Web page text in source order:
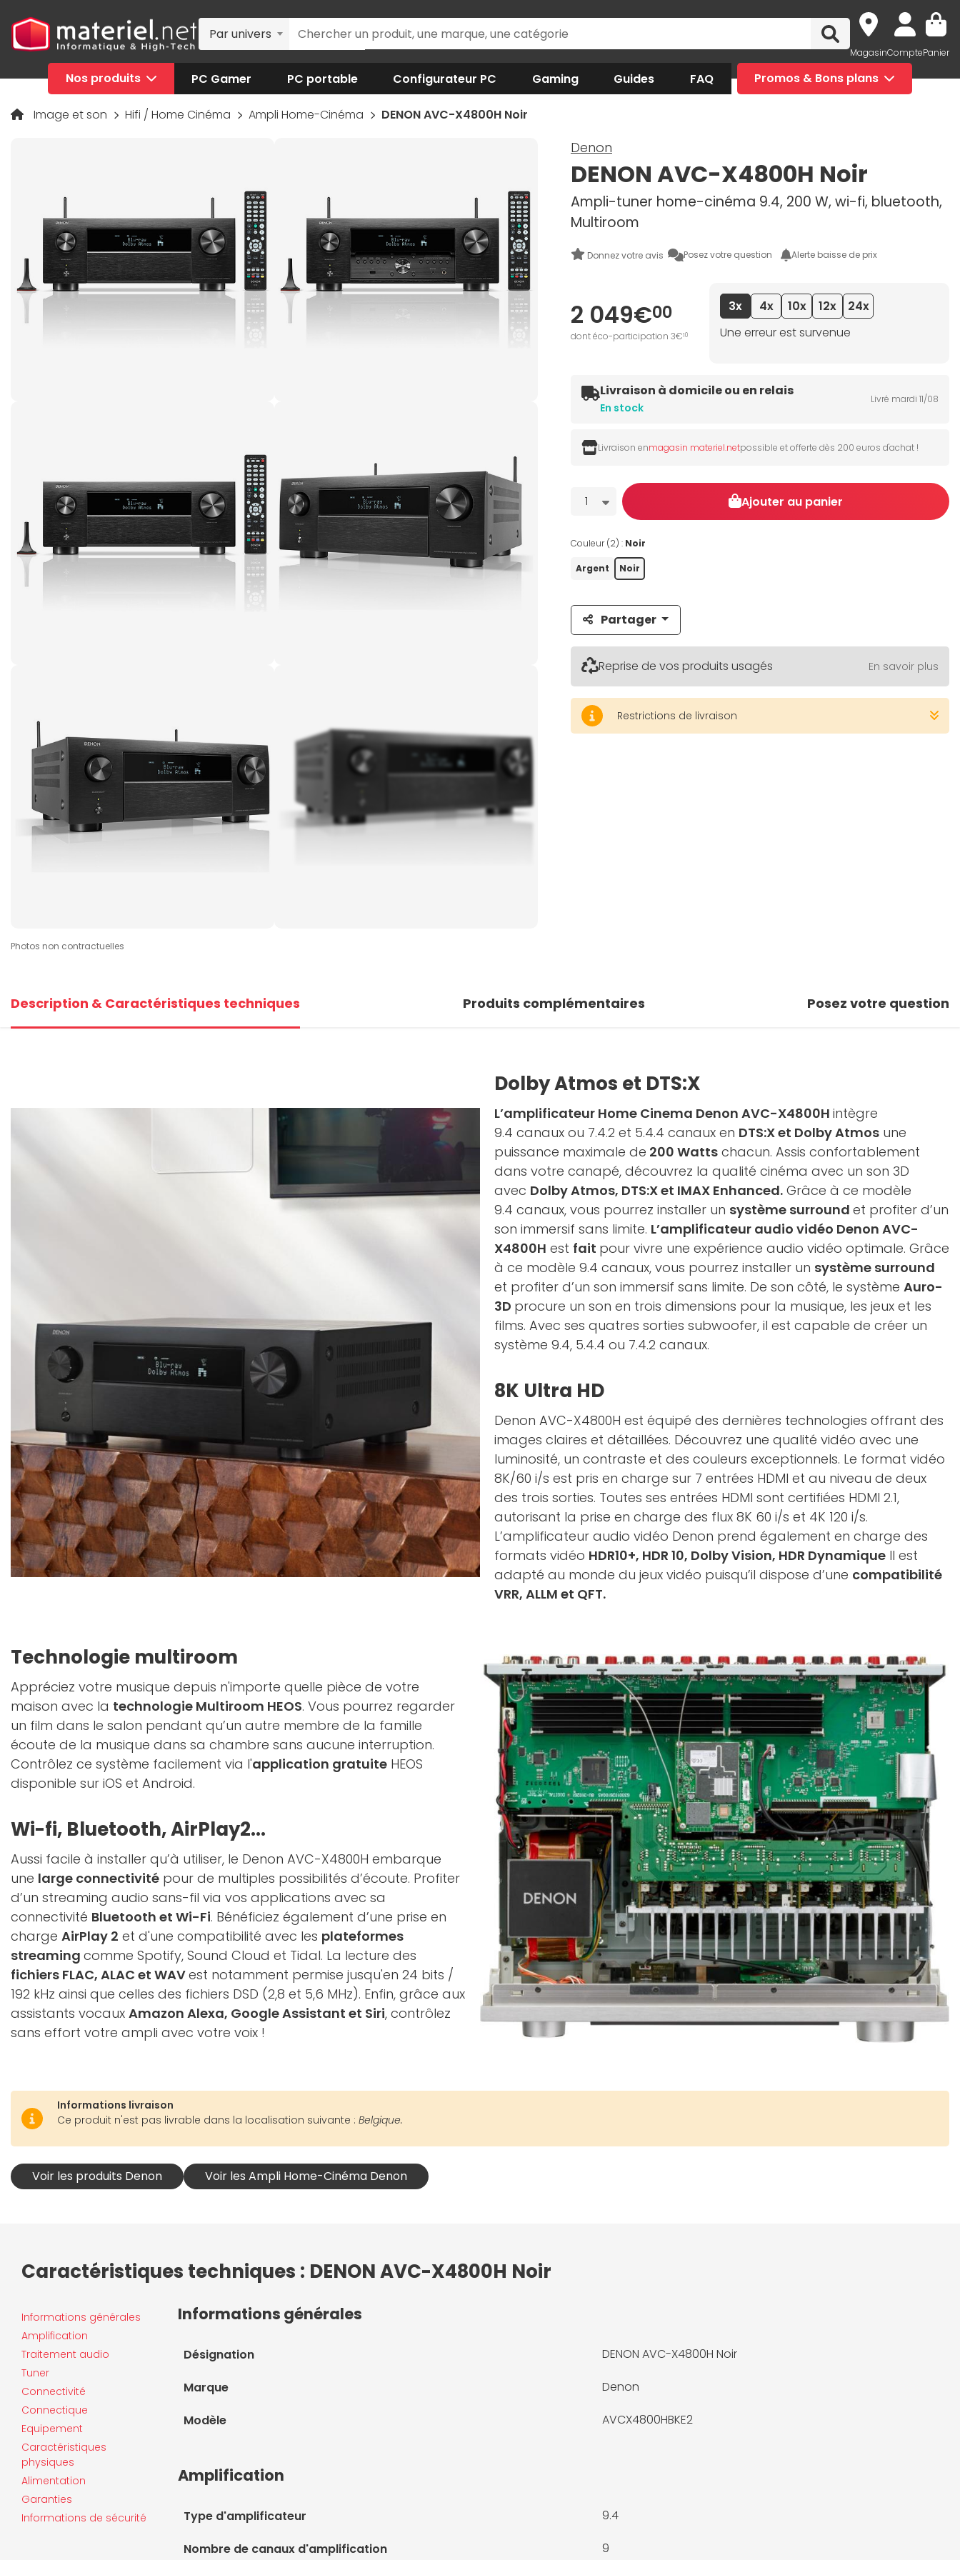
Par univers
MagasinComptePanier
Nos produits PC Gamer PC portable Configurateur PC Gaming Guides FAQ Promos & Bons plans
Image et son Hifi / Home Cinéma Ampli Home-Cinéma DENON AVC-X4800H Noir
+2 photos
Photos non contractuelles
Denon
DENON AVC-X4800H Noir
Ampli-tuner home-cinéma 9.4, 200 W, wi-fi, bluetooth,
Multiroom
Donnez votre avis Posez votre question Alerte baisse de prix
2 049€00
dont éco-participation 3€10
3x 4x 10x 12x
24x
Une erreur est survenue
Livraison à domicile ou en relais
En stock
Livré mardi 11/08
Livraison enmagasin materiel.netpossible et offerte dès 200 euros d'achat !
Quantité
1 Ajouter au panier
Couleur (2) : Noir
Argent Noir
Partager
Reprise de vos produits usagés En savoir plus
Restrictions de livraison
Description & Caractéristiques techniques Produits complémentaires Posez votre question
Dolby Atmos et DTS:X
L’amplificateur Home Cinema Denon AVC-X4800H intègre
9.4 canaux ou 7.4.2 et 5.4.4 canaux en DTS:X et Dolby Atmos une
puissance maximale de 200 Watts chacun. Assis confortablement
dans votre canapé, découvrez la qualité cinéma avec un son 3D
avec Dolby Atmos, DTS:X et IMAX Enhanced. Grâce à ce modèle
9.4 canaux, vous pourrez installer un système surround et profiter d’un
son immersif sans limite. L’amplificateur audio vidéo Denon AVC-
X4800H est fait pour vivre une expérience audio vidéo optimale. Grâce
à ce modèle 9.4 canaux, vous pourrez installer un système surround
et profiter d’un son immersif sans limite. De son côté, le système Auro-
3D procure un son en trois dimensions pour la musique, les jeux et les
films. Avec ses quatres sorties subwoofer, il est capable de créer un
système 9.4, 5.4.4 ou 7.4.2 canaux.
8K Ultra HD
Denon AVC-X4800H est équipé des dernières technologies offrant des
images claires et détaillées. Découvrez une qualité vidéo avec une
luminosité, un contraste et des couleurs exceptionnels. Le format vidéo
8K/60 i/s est pris en charge sur 7 entrées HDMI et au niveau de deux
des trois sorties. Toutes ses entrées HDMI sont certifiées HDMI 2.1,
autorisant la prise en charge des flux 8K 60 i/s et 4K 120 i/s.
L’amplificateur audio vidéo Denon prend également en charge des
formats vidéo HDR10+, HDR 10, Dolby Vision, HDR Dynamique Il est
adapté au monde du jeux vidéo puisqu’il dispose d’une compatibilité
VRR, ALLM et QFT.
Technologie multiroom
Appréciez votre musique depuis n'importe quelle pièce de votre
maison avec la technologie Multiroom HEOS. Vous pourrez regarder
un film dans le salon pendant qu’un autre membre de la famille
écoute de la musique dans sa chambre sans aucune interruption.
Contrôlez ce système facilement via l'application gratuite HEOS
disponible sur iOS et Android.
Wi-fi, Bluetooth, AirPlay2...
Aussi facile à installer qu’à utiliser, le Denon AVC-X4800H embarque
une large connectivité pour de multiples possibilités d’écoute. Profiter
d’un streaming audio sans-fil via vos applications avec sa
connectivité Bluetooth et Wi-Fi. Bénéficiez également d’une prise en
charge AirPlay 2 et d'une compatibilité avec les plateformes
streaming comme Spotify, Sound Cloud et Tidal. La lecture des
fichiers FLAC, ALAC et WAVest notamment permise jusqu'en 24 bits /
192 kHz ainsi que celles des fichiers DSD (2,8 et 5,6 MHz). Enfin, grâce aux
assistants vocaux Amazon Alexa, Google Assistant et Siri, contrôlez
sans effort votre ampli avec votre voix !
Informations livraison
Ce produit n'est pas livrable dans la localisation suivante : Belgique.
Voir les produits Denon Voir les Ampli Home-Cinéma Denon
Caractéristiques techniques : DENON AVC-X4800H Noir
Informations générales
Amplification
Traitement audio
Tuner
Connectivité
Connectique
Equipement
Caractéristiques
physiques
Alimentation
Garanties
Informations de sécurité
Informations générales
Désignation DENON AVC-X4800H Noir
Marque Denon
Modèle AVCX4800HBKE2
Amplification
Type d'amplificateur 9.4
Nombre de canaux d'amplification 9